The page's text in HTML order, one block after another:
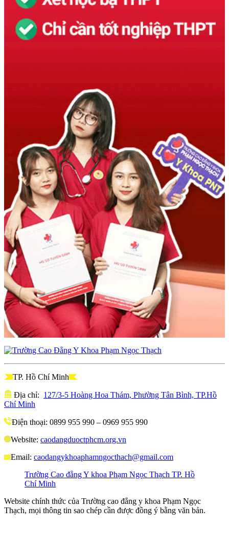
TP. Hồ Chí Minh
Địa chỉ: 127/3-5 Hoàng Hoa Thám, Phường Tân Bình, TP.Hồ
Chí Minh
Điện thoại: 0899 955 990 – 0969 955 990
Website: caodangduoctphcm.org.vn
Email: caodangykhoaphamngocthach@gmail.com
Trường Cao đẳng Y khoa Phạm Ngọc Thạch TP. Hồ
Chí Minh
Website chính thức của Trường cao đẳng y khoa Phạm Ngọc
Thạch, mọi thông tin sao chép cần được đồng ý bằng văn bản.